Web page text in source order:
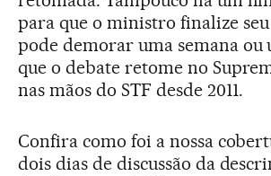
para que o ministro finalize seu
pode demorar uma semana ou
que o debate retome no
nas mãos do STF desde 2011.
Confira como foi a nossa
dois dias de discussão da